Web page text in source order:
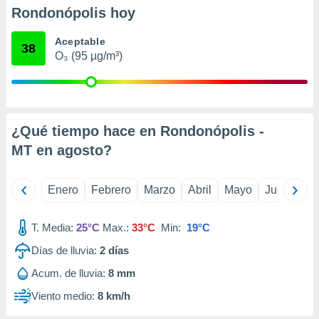
su
datos
momento
en
un
o acceder
datos
Rondonópolis hoy
38 Aceptable
O₃ (95 µg/m³)
¿Qué tiempo hace en Rondonópolis -
MT en agosto?
Enero Febrero Marzo Abril Mayo Junio
T. Media: 25°C Max.: 33°C Min: 19°C
Días de lluvia: 2 días
Acum. de lluvia: 8 mm
Viento medio: 8 km/h